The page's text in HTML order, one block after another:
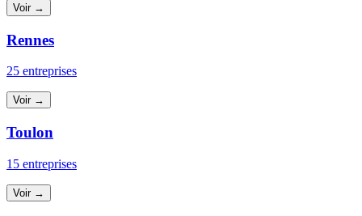
Voir →
Rennes
25 entreprises
Voir →
Toulon
15 entreprises
Voir →